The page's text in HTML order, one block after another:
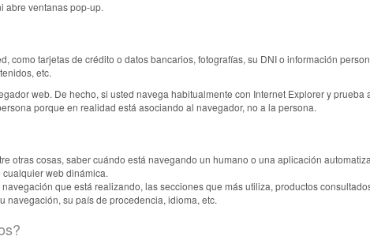
abre ventanas pop-up.
como tarjetas de crédito o datos bancarios, fotografías, su DNI o información
etc.
web. De hecho, si usted navega habitualmente con Internet Explorer y prueba
porque en realidad está asociando al navegador, no a la persona.
otras cosas, saber cuándo está navegando un humano o una aplicación
web dinámica.
que está realizando, las secciones que más utiliza, productos
su país de procedencia, idioma, etc.